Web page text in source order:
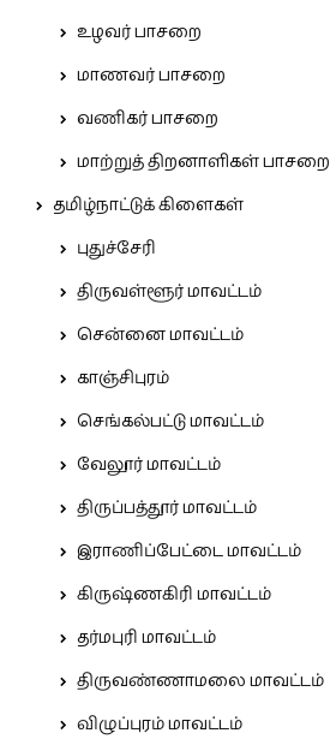
உழவர் பாசறை
மாணவர் பாசறை
வணிகர் பாசறை
மாற்றுத் திறனாளிகள் பாசறை
தமிழ்நாட்டுக் கிளைகள்
புதுச்சேரி
திருவள்ளூர் மாவட்டம்
சென்னை மாவட்டம்
காஞ்சிபுரம்
செங்கல்பட்டு மாவட்டம்
வேலூர் மாவட்டம்
திருப்பத்தூர் மாவட்டம்
இராணிப்பேட்டை மாவட்டம்
கிருஷ்ணகிரி மாவட்டம்
தர்மபுரி மாவட்டம்
திருவண்ணாமலை மாவட்டம்
விழுப்புரம் மாவட்டம்